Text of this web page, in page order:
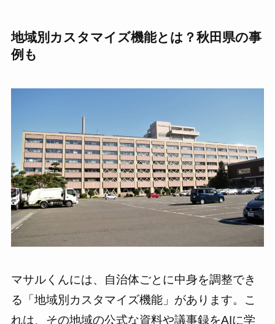
地域別カスタマイズ機能とは？秋田県の事
例も
マサルくんには、自治体ごとに中身を調整でき
る「地域別カスタマイズ機能」があります。こ
れは、その地域の公式な資料や議事録をAIに学